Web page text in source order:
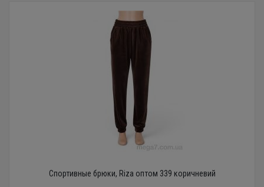
Спортивные брюки, Riza оптом 339 коричневий